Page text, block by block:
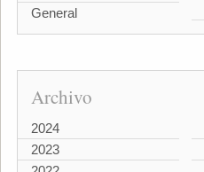
General
Archivo
2024
2023